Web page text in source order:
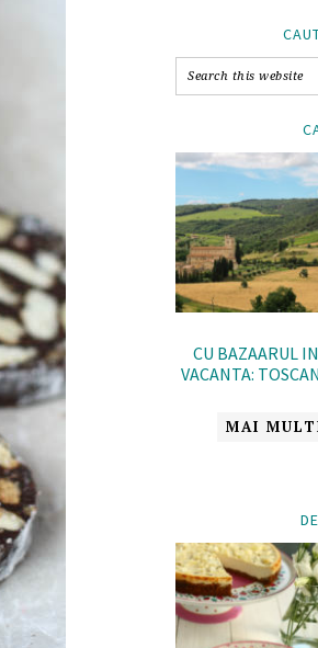
CU BAZAARUL IN
VACANTA:
MAI